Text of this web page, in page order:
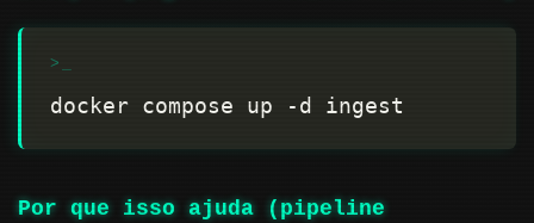
Por que isso ajuda (pipeline